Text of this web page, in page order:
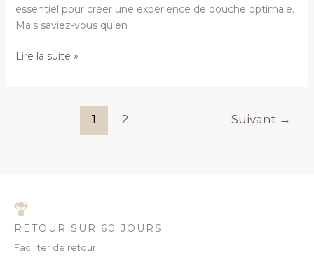
essentiel pour créer une expérience de douche optimale.
Mais saviez-vous qu’en
Lire la suite »
1 2 Suivant →
RETOUR SUR 60 JOURS
Faciliter de retour